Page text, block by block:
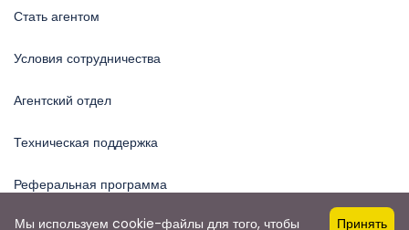
Стать агентом
Условия сотрудничества
Агентский отдел
Техническая поддержка
Реферальная программа
Мы используем cookie-файлы для того, чтобы Принять